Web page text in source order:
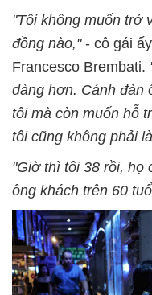
"Tôi không muốn trở
đồng nào," - cô gái
Francesco Brembati.
dàng hơn. Cánh đàn
tôi mà còn muốn hỗ
tôi cũng không phải
"Giờ thì tôi 38 rồi, họ
ông khách trên 60